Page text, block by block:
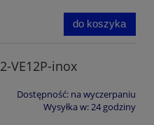
do koszyka
VE12P-inox
Dostępność: na wyczerpaniu
Wysyłka w:24 godziny